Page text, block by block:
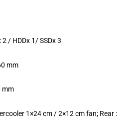
2 / HDDx 1/ SSDx 3
mm
mm
1×24 cm / 2×12 cm fan; Rear :